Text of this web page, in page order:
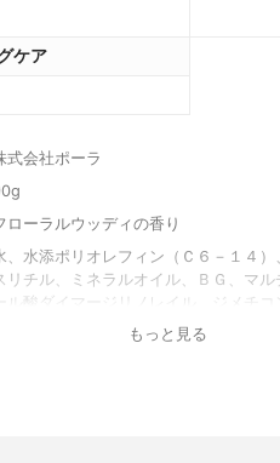
ケア
式会社ポーラ
ローラルウッディの香り
、水添ポリオレフィン（Ｃ６－１４
リチル、ミネラルオイル、ＢＧ、マ
ール酸ダイマージリノレイル、ジメチ
ル、水添ナタネ種子油、トリポリヒド
グリセリル、リンゴ酸ジイソステアリ
もっと見る